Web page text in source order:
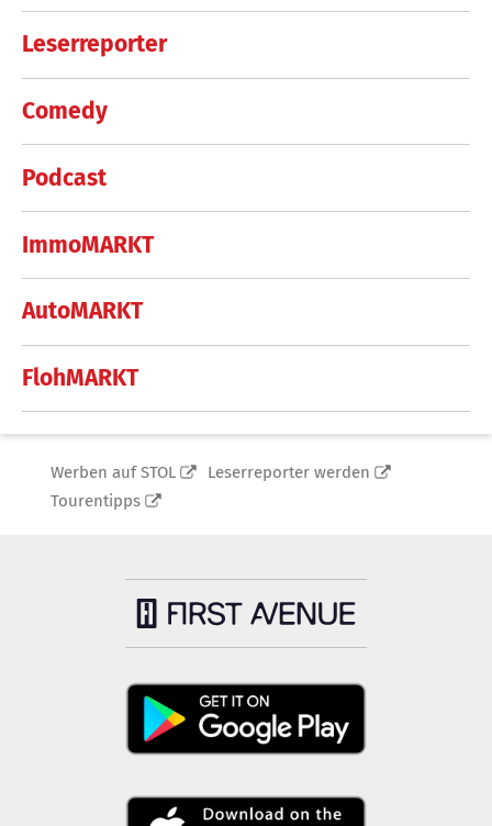
Leserreporter
Comedy
Podcast
ImmoMARKT
AutoMARKT
FlohMARKT
Werben auf STOL
Leserreporter werden
Tourentipps